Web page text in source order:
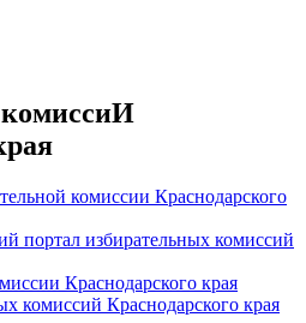
комиссии Краснодарского
портал избирательных комиссий
Краснодарского края
комиссий Краснодарского края